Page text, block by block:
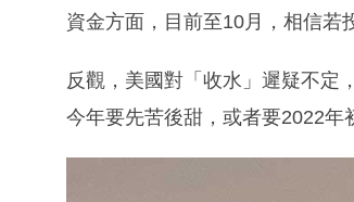
資金方面，目前至10月，相信若
反觀，美國對「收水」遲疑不定
今年要先苦後甜，或者要2022年